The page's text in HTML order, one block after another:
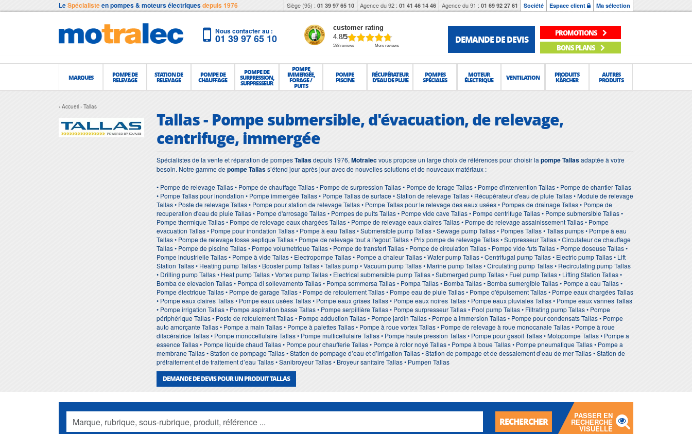
LeSpécialisteen pompes & moteurs électriquesdepuis 1976 Siège (95) : 01 39 97 65 10 Agence du 92 : 01 41 46 14 46 Agence du 91 : 01 69 92 27 61 Société Espace client Ma sélection
Nous contacter au :
01 39 97 65 10
customer rating
4.8/5
598 reviews More reviews
DEMANDE DE DEVIS
PROMOTIONS
BONS PLANS
MARQUES POMPE DE
RELEVAGE
STATION DE
RELEVAGE
POMPE DE
CHAUFFAGE
POMPE DE
SURPRESSION,
SURPRESSEUR
POMPE
IMMERGÉE,
FORAGE /
PUITS
POMPE
PISCINE
RÉCUPÉRATEUR
D'EAU DE PLUIE
POMPES
SPÉCIALES
MOTEUR
ÉLECTRIQUE VENTILATION PRODUITS
KÄRCHER
AUTRES
PRODUITS
Accueil Tallas
Tallas - Pompe submersible, d'évacuation, de relevage,
centrifuge, immergée
Spécialistes de la vente et réparation de pompesTallasdepuis 1976, Motralecvous propose un large choix de références pour choisir la pompe Tallasadaptée à votre
besoin. Notre gamme depompe Tallass’étend jour après jour avec de nouvelles solutions et de nouveaux matériaux :
• Pompe de relevage Tallas • Pompe de chauffage Tallas • Pompe de surpression Tallas • Pompe de forage Tallas • Pompe d'intervention Tallas • Pompe de chantier Tallas
• Pompe Tallas pour inondation • Pompe immergée Tallas • Pompe Tallas de surface • Station de relevage Tallas • Récupérateur d'eau de pluie Tallas • Module de relevage
Tallas • Poste de relevage Tallas • Pompe pour station de relevage Tallas • Pompe Tallas pour le relevage des eaux usées • Pompes de drainage Tallas • Pompe de
recuperation d'eau de pluie Tallas • Pompe d'arrosage Tallas • Pompes de puits Tallas • Pompe vide cave Tallas • Pompe centrifuge Tallas • Pompe submersible Tallas •
Pompe thermique Tallas • Pompe de relevage eaux chargées Tallas • Pompe de relevage eaux claires Tallas • Pompe de relevage assainissement Tallas • Pompe
evacuation Tallas • Pompe pour inondation Tallas • Pompe à eau Tallas • Submersible pump Tallas • Sewage pump Tallas • Pompes Tallas • Tallas pumps • Pompe à eau
Tallas • Pompe de relevage fosse septique Tallas • Pompe de relevage tout a l'egout Tallas • Prix pompe de relevage Tallas • Surpresseur Tallas • Circulateur de chauffage
Tallas • Pompe de piscine Tallas • Pompe volumetrique Tallas • Pompe de transfert Tallas • Pompe de circulation Tallas • Pompe vide-futs Tallas • Pompe doseuse Tallas •
Pompe industrielle Tallas • Pompe à vide Tallas • Electropompe Tallas • Pompe a chaleur Tallas • Water pump Tallas • Centrifugal pump Tallas • Electric pump Tallas • Lift
Station Tallas • Heating pump Tallas • Booster pump Tallas • Tallas pump • Vacuum pump Tallas • Marine pump Tallas • Circulating pump Tallas • Recirculating pump Tallas
• Drilling pump Tallas • Heat pump Tallas • Vortex pump Tallas • Electrical submersible pump Tallas • Submerged pump Tallas • Fuel pump Tallas • Lifting Station Tallas •
Bomba de elevacion Tallas • Pompa di sollevamento Tallas • Pompa sommersa Tallas • Pompa Tallas • Bomba Tallas • Bomba sumergible Tallas • Pompe a eau Tallas •
Pompe électrique Tallas • Pompe de garage Tallas • Pompe de refoulement Tallas • Pompe eau de pluie Tallas • Pompe d'épuisement Tallas • Pompe eaux chargées Tallas
• Pompe eaux claires Tallas • Pompe eaux usées Tallas • Pompe eaux grises Tallas • Pompe eaux noires Tallas • Pompe eaux pluviales Tallas • Pompe eaux vannes Tallas
• Pompe irrigation Tallas • Pompe aspiration basse Tallas • Pompe serpillière Tallas • Pompe surpresseur Tallas • Pool pump Tallas • Filtrating pump Tallas • Pompe
périphérique Tallas • Poste de refoulement Tallas • Pompe adduction Tallas • Pompe jardin Tallas • Pompe a immersion Tallas • Pompe pour condensats Tallas • Pompe
auto amorçante Tallas • Pompe a main Tallas • Pompe à palettes Tallas • Pompe à roue vortex Tallas • Pompe de relevage à roue monocanale Tallas • Pompe à roue
dilacératrice Tallas • Pompe monocellulaire Tallas • Pompe multicellulaire Tallas • Pompe haute pression Tallas • Pompe pour gasoil Tallas • Motopompe Tallas • Pompe a
essence Tallas • Pompe liquide chaud Tallas • Pompe pour chaufferie Tallas • Pompe à rotor noyé Tallas • Pompe à boue Tallas • Pompe pneumatique Tallas • Pompe a
membrane Tallas • Station de pompage Tallas • Station de pompage d’eau et d’irrigation Tallas • Station de pompage et de dessalement d’eau de mer Tallas • Station de
prétraitement et de traitement d’eau Tallas • Sanibroyeur Tallas • Broyeur sanitaire Tallas • Pumpen Tallas
DEMANDE DE DEVIS POUR UN PRODUIT TALLAS
RECHERCHER
PASSER EN
RECHERCHE
VISUELLE